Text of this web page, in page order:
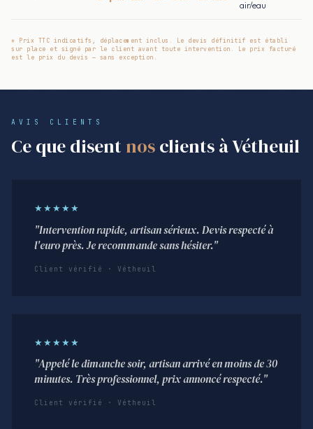
air/eau
* Prix TTC indicatifs, déplacement inclus. Le devis définitif est établi
sur place et signé par le client avant toute intervention. Le prix facturé
est le prix du devis — sans exception.
AVIS CLIENTS
Ce que disent nosclients à Vétheuil
★★★★★
"Intervention rapide, artisan sérieux. Devis respecté à
l'euro près. Je recommande sans hésiter."
Client vérifié · Vétheuil
★★★★★
"Appelé le dimanche soir, artisan arrivé en moins de 30
minutes. Très professionnel, prix annoncé respecté."
Client vérifié · Vétheuil